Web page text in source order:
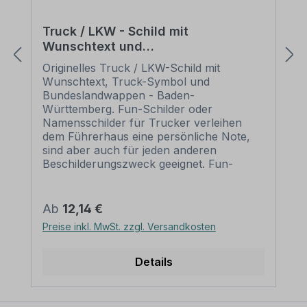
Truck / LKW - Schild mit
Wunschtext und
Bundeslandwappen - Baden-
Württemberg
Originelles Truck / LKW-Schild mit
Wunschtext, Truck-Symbol und
Bundeslandwappen - Baden-
Württemberg. Fun-Schilder oder
Namensschilder für Trucker verleihen
dem Führerhaus eine persönliche Note,
sind aber auch für jeden anderen
Beschilderungszweck geeignet. Fun-
wenig derb, heben sich aber von
herkömmlichen Schildern deutlich ab.
Fun-Schilder oder Dekoschilder sind
Möglichkeit der Individuallisierung sehr
/ Truck / LKW-Schildes mit
Wunschtext, Truck-Symbol und
Regulärer Preis:
Ab 12,14 €
Preise inkl. MwSt. zzgl. Versandkosten
Details